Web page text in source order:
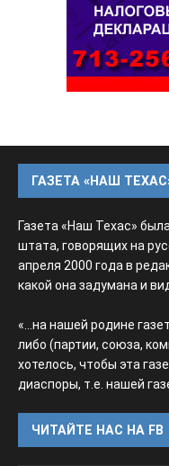
ГАЗЕТА «НАШ
Газета «Наш Техас»
штата, говорящих на
апреля 2000 года в
какой она задумана и
«...на нашей родине
либо (партии, союза,
хотелось, чтобы эта
диаспоры, т.е. нашей
ЧИТАЙТЕ НАС НА FB